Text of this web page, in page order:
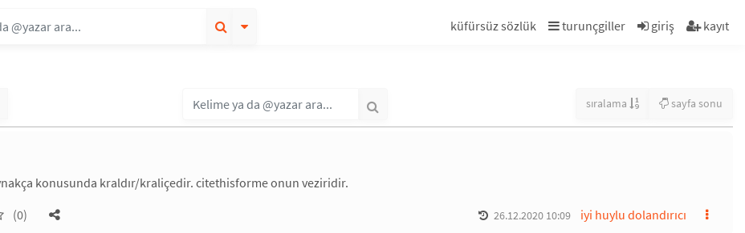
küfürsüz sözlük turunçgiller giriş kayıt
sıralama sayfa sonu
konusunda kraldır/kraliçedir. citethisforme onun veziridir.
(0) iyi huylu dolandırıcı
26.12.2020 10:09